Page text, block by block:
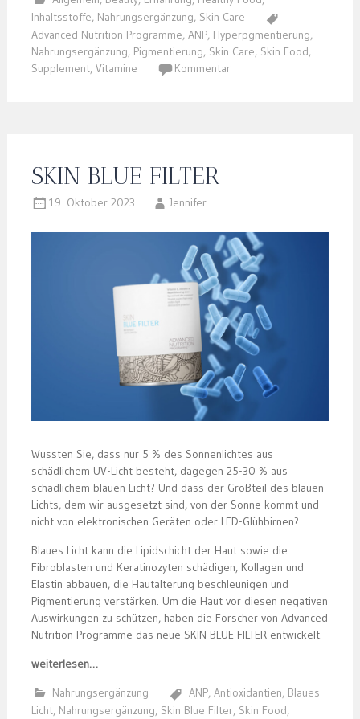
Inhaltsstoffe, Nahrungsergänzung, Skin Care
Advanced Nutrition Programme, ANP, Hyperpgmentierung,
Nahrungsergänzung, Pigmentierung, Skin Care, Skin Food,
Supplement, Vitamine Kommentar
SKIN BLUE FILTER
19. Oktober 2023 Jennifer
Wussten Sie, dass nur 5 % des Sonnenlichtes aus
schädlichem UV-Licht besteht, dagegen 25-30 % aus
schädlichem blauen Licht? Und dass der Großteil des blauen
Lichts, dem wir ausgesetzt sind, von der Sonne kommt und
nicht von elektronischen Geräten oder LED-Glühbirnen?
Blaues Licht kann die Lipidschicht der Haut sowie die
Fibroblasten und Keratinozyten schädigen, Kollagen und
Elastin abbauen, die Hautalterung beschleunigen und
Pigmentierung verstärken. Um die Haut vor diesen negativen
Auswirkungen zu schützen, haben die Forscher von Advanced
Nutrition Programme das neue SKIN BLUE FILTER entwickelt.
weiterlesen…
Nahrungsergänzung
ANP, Antioxidantien, Blaues
Licht, Nahrungsergänzung, Skin Blue Filter, Skin Food,